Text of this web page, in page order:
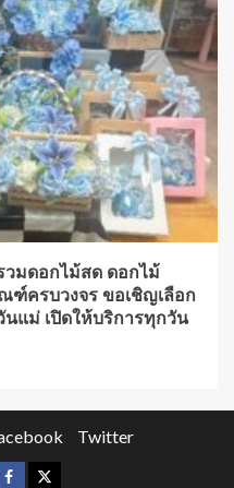
วมดอกไม้สด ดอกไม้
ฑ์ครบวงจร ขอเชิญเลือก
แม่ เปิดให้บริการทุกวัน
Twitter